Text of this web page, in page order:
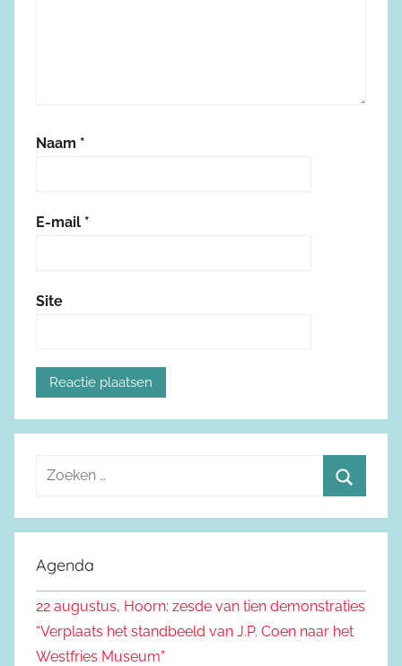
Naam *
E-mail *
Site
e
e
n
o
e
n
Agenda
22 augustus, Hoorn: zesde van tien demonstraties
“Verplaats het standbeeld van J.P. Coen naar het
Westfries Museum”